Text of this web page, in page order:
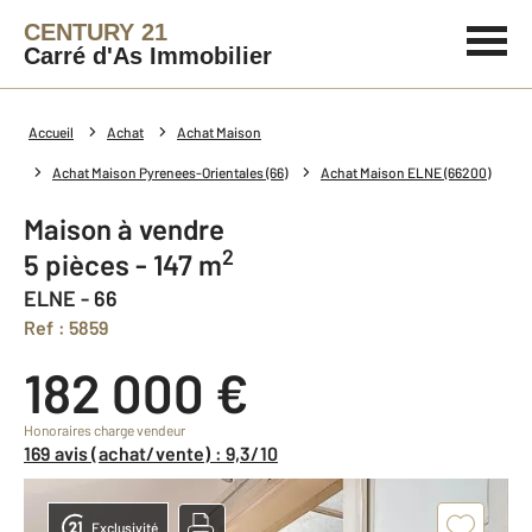
CENTURY 21
Carré d'As Immobilier
Accueil Achat Achat Maison
Achat Maison Pyrenees-Orientales (66) Achat Maison ELNE (66200)
Maison à vendre
5 pièces - 147 m2
ELNE - 66
Ref : 5859
182 000 €
Honoraires charge vendeur
169 avis (achat/vente) : 9,3/10
Exclusivité